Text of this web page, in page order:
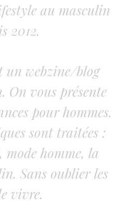
au masculin
2012.
un webzine/blog
On vous présente
pour hommes.
sont traitées :
mode homme, la
Sans oublier les
vivre.